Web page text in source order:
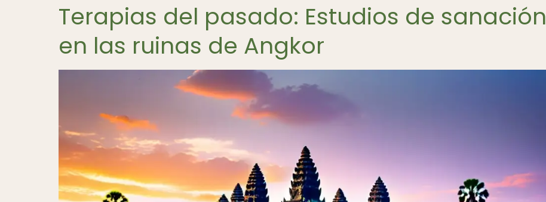
Terapias del pasado: Estudios de sanación
en las ruinas de Angkor